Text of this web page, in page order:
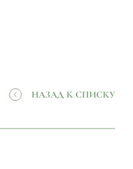
НАЗАД К СПИСКУ